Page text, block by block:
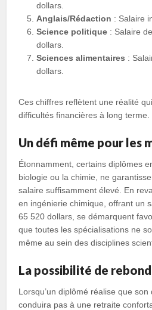
dollars.
Anglais/Rédaction : Salaire
Science politique : Salaire
dollars.
Sciences alimentaires :
dollars.
Ces chiffres reflètent une réalité
difficultés financières à long terme.
Un défi même pour les
Étonnamment, certains diplômes
biologie ou la chimie, ne
salaire suffisamment élevé. En
en ingénierie chimique, offrant un
65 520 dollars, se démarquent
que toutes les spécialisations ne
même au sein des disciplines
La possibilité de
Lorsqu’un diplômé réalise que son
conduira pas à une retraite